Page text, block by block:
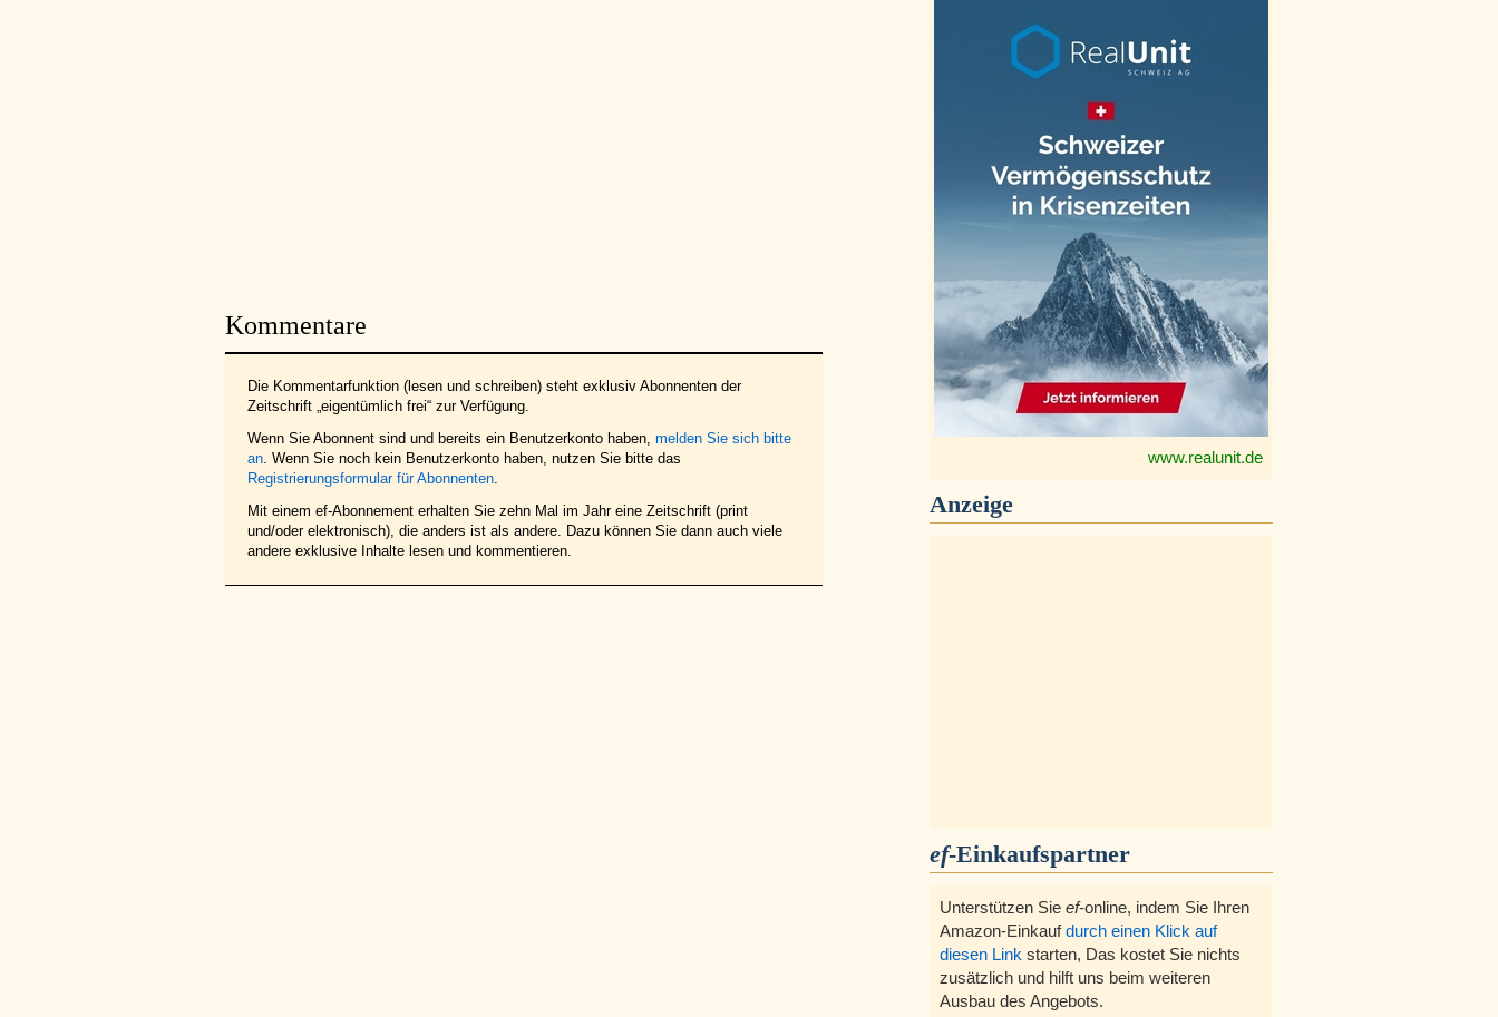
Kommentare
Die Kommentarfunktion (lesen und schreiben) steht exklusiv Abonnenten der
Zeitschrift „eigentümlich frei“ zur Verfügung.
Wenn Sie Abonnent sind und bereits ein Benutzerkonto haben, melden Sie sich bitte
an. Wenn Sie noch kein Benutzerkonto haben, nutzen Sie bitte das
Registrierungsformular für Abonnenten.
Mit einem ef-Abonnement erhalten Sie zehn Mal im Jahr eine Zeitschrift (print
und/oder elektronisch), die anders ist als andere. Dazu können Sie dann auch viele
andere exklusive Inhalte lesen und kommentieren.
www.realunit.de
Anzeige
ef-Einkaufspartner
Unterstützen Sie ef-online, indem Sie Ihren
Amazon-Einkaufdurch einen Klick auf
diesen Link starten, Das kostet Sie nichts
zusätzlich und hilft uns beim weiteren
Ausbau des Angebots.